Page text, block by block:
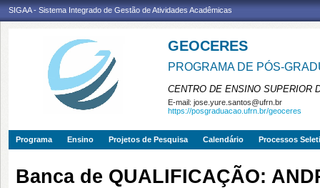
SIGAA - Sistema Integrado de Gestão de Atividades Acadêmicas
GEOCERES
PROGRAMA DE PÓS-
CENTRO DE ENSINO SUPERIOR
E-mail: jose.yure.santos@ufrn.br
https://posgraduacao.ufrn.br/geoceres
Programa Ensino Projetos de Pesquisa Calendário Processos
Banca de QUALIFICAÇÃO: